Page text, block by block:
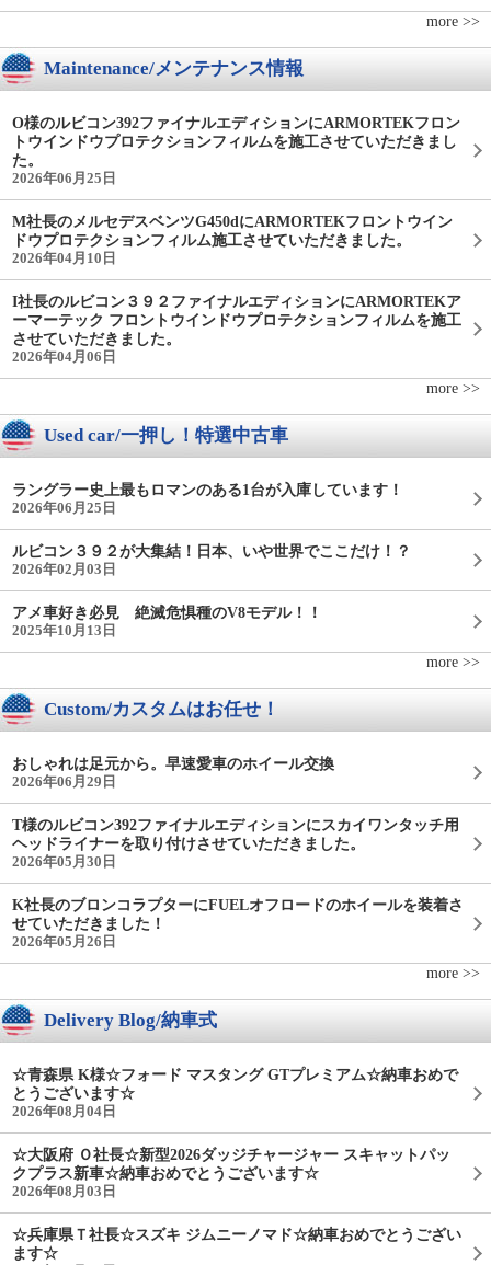
more >>
Maintenance/メンテナンス情報
O様のルビコン392ファイナルエディションにARMORTEKフロン
トウインドウプロテクションフィルムを施工させていただきまし
た。
2026年06月25日
M社長のメルセデスベンツG450dにARMORTEKフロントウイン
ドウプロテクションフィルム施工させていただきました。
2026年04月10日
I社長のルビコン３９２ファイナルエディションにARMORTEKア
ーマーテック フロントウインドウプロテクションフィルムを施工
させていただきました。
2026年04月06日
more >>
Used car/一押し！特選中古車
ラングラー史上最もロマンのある1台が入庫しています！
2026年06月25日
ルビコン３９２が大集結！日本、いや世界でここだけ！？
2026年02月03日
アメ車好き必見 絶滅危惧種のV8モデル！！
2025年10月13日
more >>
Custom/カスタムはお任せ！
おしゃれは足元から。早速愛車のホイール交換
2026年06月29日
T様のルビコン392ファイナルエディションにスカイワンタッチ用
ヘッドライナーを取り付けさせていただきました。
2026年05月30日
K社長のブロンコラプターにFUELオフロードのホイールを装着さ
せていただきました！
2026年05月26日
more >>
Delivery Blog/納車式
☆青森県 K様☆フォード マスタング GTプレミアム☆納車おめで
とうございます☆
2026年08月04日
☆大阪府 Ｏ社長☆新型2026ダッジチャージャー スキャットパッ
クプラス新車☆納車おめでとうございます☆
2026年08月03日
☆兵庫県Ｔ社長☆スズキ ジムニーノマド☆納車おめでとうござい
ます☆